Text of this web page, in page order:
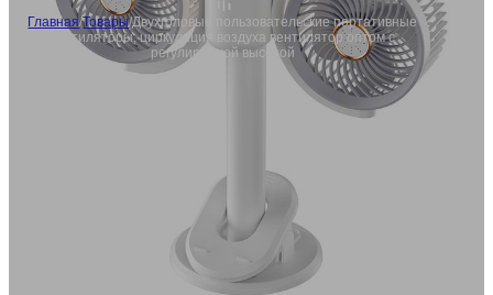
Главная/Товары/Двухголовые пользовательские портативные
вентиляторы, циркуляция воздуха вентилятор оптом с
регулируемой высотой